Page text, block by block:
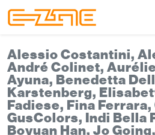
Alessio Costantini,
André Colinet,
Ayuna, Benedetta
Karstenberg,
Fadiese, Fina
GusColors, Indi Bella
Boyuan Han, Jo